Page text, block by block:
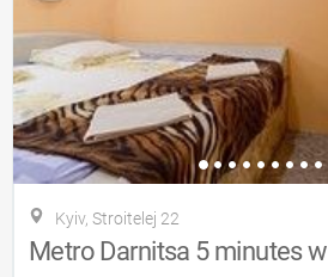
Kyiv, Stroitelej 22
Metro Darnitsa 5 minutes